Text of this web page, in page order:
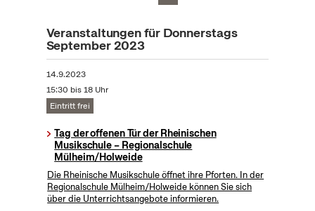
Veranstaltungen für Donnerstags
September 2023
14.9.2023
15:30 bis 18 Uhr
Eintritt frei
Tag der offenen Tür der Rheinischen
Musikschule – Regionalschule
Mülheim/Holweide
Die Rheinische Musikschule öffnet ihre Pforten. In der
Regionalschule Mülheim/Holweide können Sie sich
über die Unterrichtsangebote informieren.